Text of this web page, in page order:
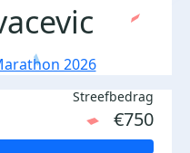
2026
Streefbedrag
€750